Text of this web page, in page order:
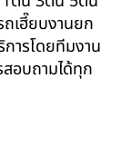
เฮี๊ยบงานยก
การโดยทีมงาน
สอบถามได้ทุก